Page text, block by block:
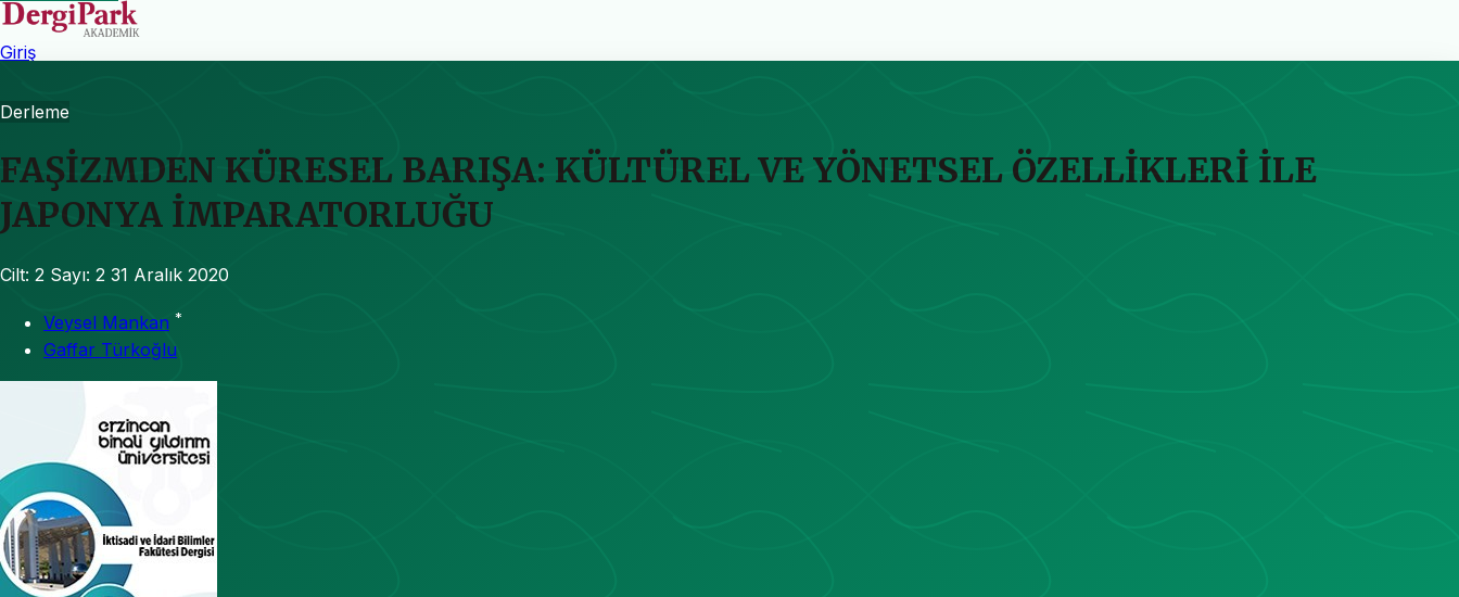
Giriş
Derleme
FAŞİZMDEN KÜRESEL BARIŞA: KÜLTÜREL VE YÖNETSEL ÖZELLİKLERİ İLE
JAPONYA İMPARATORLUĞU
Cilt: 2 Sayı: 2 31 Aralık 2020
Veysel Mankan *
Gaffar Türkoğlu